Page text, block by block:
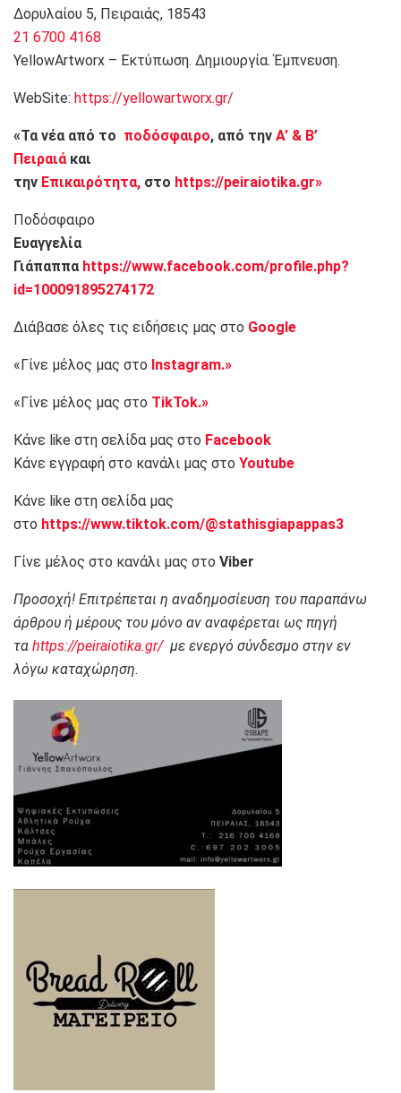
Δορυλαίου 5, Πειραιάς, 18543
21 6700 4168
YellowArtworx – Εκτύπωση. Δημιουργία. Έμπνευση.
WebSite: https://yellowartworx.gr/
«Τα νέα από το ποδόσφαιρο, από την Α’ & Β’
Πειραιάκαι
την Επικαιρότητα, στο https://peiraiotika.gr»
Ποδόσφαιρο
Ευαγγελία
Γιάπαππα https://www.facebook.com/profile.php?
id=100091895274172
Διάβασε όλες τις ειδήσεις μας στο Google
«Γίνε μέλος μας στο Instagram.»
«Γίνε μέλος μας στο TikTok.»
Κάνε like στη σελίδα μας στο Facebook
Κάνε εγγραφή στο κανάλι μας στο Youtube
Κάνε like στη σελίδα μας
στο https://www.tiktok.com/@stathisgiapappas3
Γίνε μέλος στο κανάλι μας στο Viber
Προσοχή! Επιτρέπεται η αναδημοσίευση του παραπάνω
άρθρου ή μέρους του μόνο αν αναφέρεται ως πηγή
τα https://peiraiotika.gr/με ενεργό σύνδεσμο στην εν
λόγω καταχώρηση.